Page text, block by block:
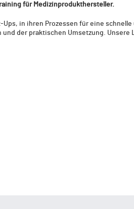
für Medizinprodukthersteller.
in ihren Prozessen für eine schnelle
der praktischen Umsetzung. Unsere